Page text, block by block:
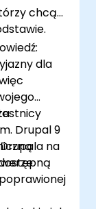
chcą
dla
Drupal 9
na